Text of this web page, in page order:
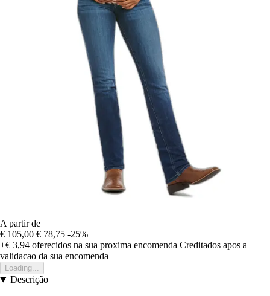
A partir de
€ 105,00 € 78,75 -25%
+€ 3,94 oferecidos na sua proxima encomenda Creditados apos a
validacao da sua encomenda
Loading...
Descrição